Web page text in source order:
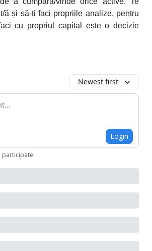
ă și să-ți faci propriile analize, pentru
cu propriul capital este o decizie
Newest first
Login
participate.